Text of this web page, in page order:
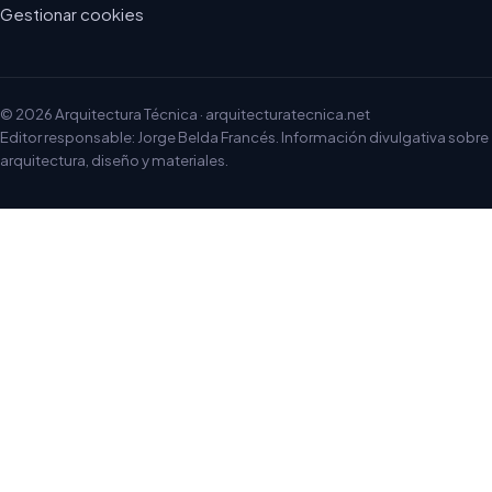
Gestionar cookies
© 2026 Arquitectura Técnica · arquitecturatecnica.net
Editor responsable: Jorge Belda Francés. Información divulgativa sobre
arquitectura, diseño y materiales.